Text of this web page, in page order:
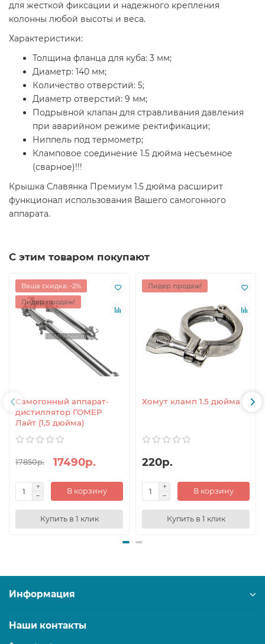
для жесткой фиксации и надежного крепления
колонны любой высоты и веса.
Характеристики:
Толщина фланца для куба: 3 мм;
Диаметр: 140 мм;
Количество отверстий: 5;
Диаметр отверстий: 9 мм;
Подрывной клапан для стравливания давления
при аварийном режиме ректификации;
Ниппель под термометр;
Кламповое соединение 1.5 дюйма несъемное
(сварное)!!!
Крышка Славянка Премиум 1.5 дюйма расширит
функционал использования Вашего самогонного
аппарата.
С этим товаром покупают
Ваша скидка: -2%
Лидер продаж!
Самогонный аппарат-
дистиллятор ГОМЕР
Лайт (1,5 дюйма)
17850р. 17490р.
В корзину
Купить в 1 клик
Лидер продаж!
Хомут кламп 1.5 дюйма
220р.
В корзину
Купить в 1 клик
Информация
Наши контакты